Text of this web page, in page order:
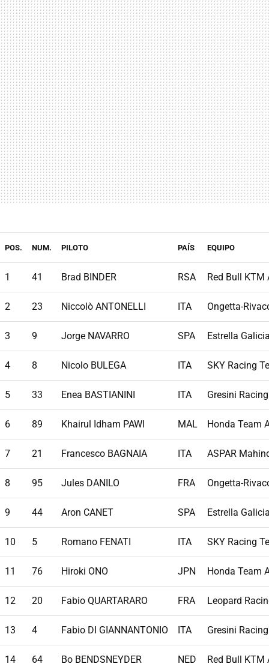
POS. NUM. PILOTO PAÍS EQUIPO
1 41 Brad BINDER RSA Red Bull KTM
2 23 Niccolò ANTONELLI ITA Ongetta-
3 9 Jorge NAVARRO SPA Estrella
4 8 Nicolo BULEGA ITA SKY Racing
5 33 Enea BASTIANINI ITA Gresini
6 89 Khairul Idham PAWI MAL Honda Team
7 21 Francesco BAGNAIA ITA ASPAR
8 95 Jules DANILO FRA Ongetta-
9 44 Aron CANET SPA Estrella
10 5 Romano FENATI ITA SKY Racing
11 76 Hiroki ONO JPN Honda Team
12 20 Fabio QUARTARARO FRA Leopard
13 4 Fabio DI GIANNANTONIO ITA Gresini
14 64 Bo BENDSNEYDER NED Red Bull KTM